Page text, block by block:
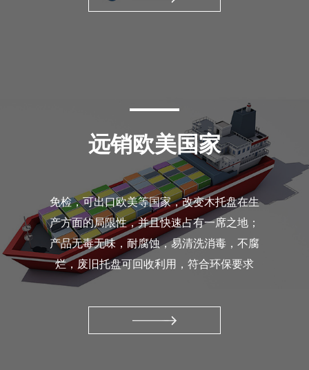
远销欧美国家
免检，可出口欧美等国家，改变木托盘在生
产方面的局限性，并且快速占有一席之地；
产品无毒无味，耐腐蚀，易清洗消毒，不腐
烂，废旧托盘可回收利用，符合环保要求